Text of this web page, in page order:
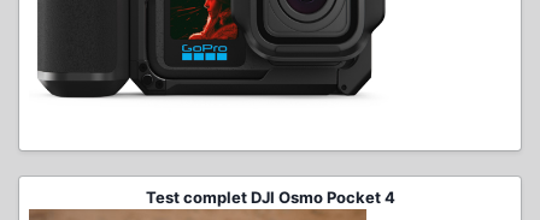
Test complet DJI Osmo Pocket 4